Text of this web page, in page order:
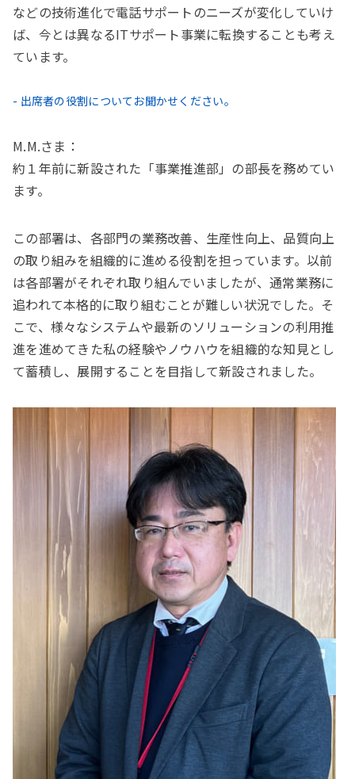
などの技術進化で電話サポートのニーズが変化していけ
ば、今とは異なるITサポート事業に転換することも考え
ています。
- 出席者の役割についてお聞かせください。
M.M.さま：
約１年前に新設された「事業推進部」の部長を務めてい
ます。
この部署は、各部門の業務改善、生産性向上、品質向上
の取り組みを組織的に進める役割を担っています。以前
は各部署がそれぞれ取り組んでいましたが、通常業務に
追われて本格的に取り組むことが難しい状況でした。そ
こで、様々なシステムや最新のソリューションの利用推
進を進めてきた私の経験やノウハウを組織的な知見とし
て蓄積し、展開することを目指して新設されました。